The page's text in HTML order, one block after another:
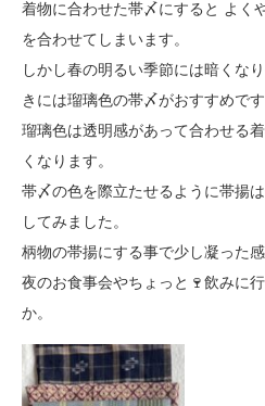
着物に合わせた帯〆にすると よく
を合わせてしまいます。
しかし春の明るい季節には暗くな
きには瑠璃色の帯〆がおすすめです
瑠璃色は透明感があって合わせる
くなります。
帯〆の色を際立たせるように帯揚
してみました。
柄物の帯揚にする事で少し凝った感
夜のお食事会やちょっと🍷飲みに
か。